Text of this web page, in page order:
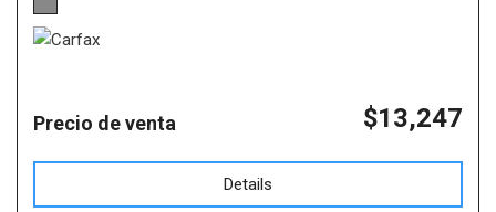
Precio de venta $13,247
Details